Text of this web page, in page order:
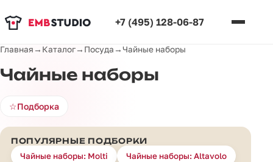
+7 (495) 128-06-87
Главная→ Каталог→ Посуда→Чайные наборы
Чайные наборы
☆Подборка
ПОПУЛЯРНЫЕ ПОДБОРКИ
Чайные наборы: Molti Чайные наборы: Altavolo